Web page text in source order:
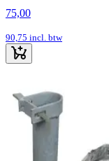
75,00
90,75 incl. btw